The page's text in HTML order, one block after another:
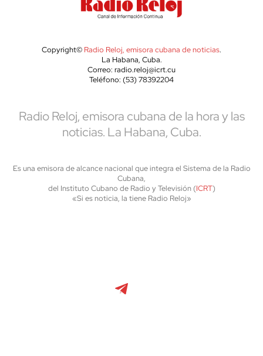
Copyright© Radio Reloj, emisora cubana de noticias.
La Habana, Cuba.
Correo: radio.reloj@icrt.cu
Teléfono: (53) 78392204
Radio Reloj, emisora cubana de la hora y las
noticias. La Habana, Cuba.
Es una emisora de alcance nacional que integra el Sistema de la Radio
Cubana,
del Instituto Cubano de Radio y Televisión (ICRT)
«Si es noticia, la tiene Radio Reloj»